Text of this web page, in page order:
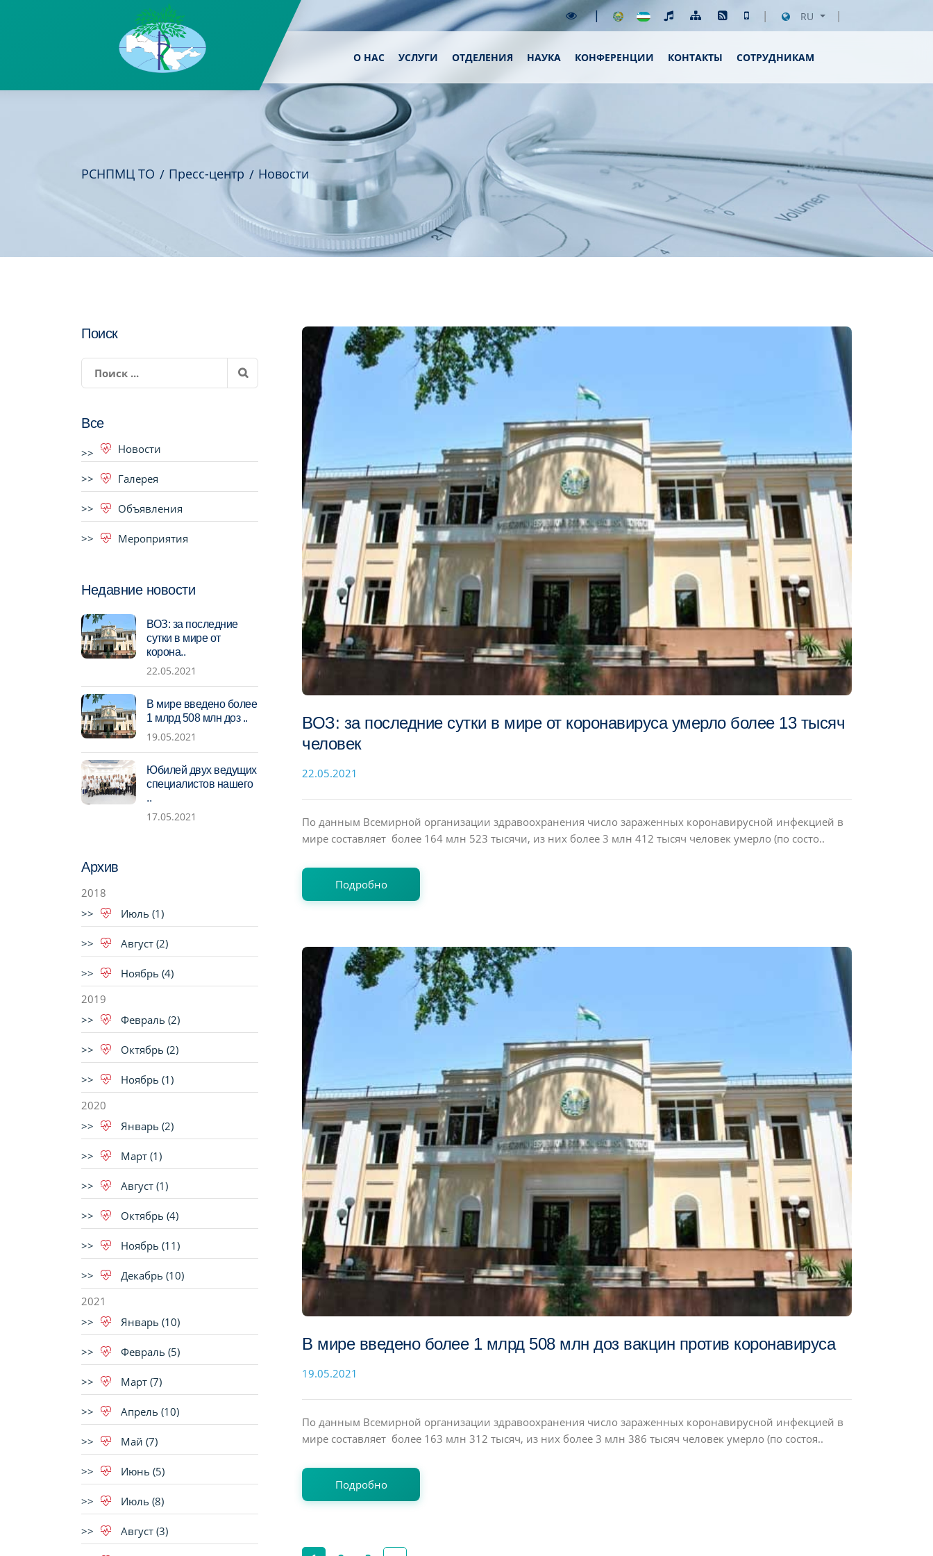
| RU
О НАС УСЛУГИ ОТДЕЛЕНИЯ НАУКА КОНФЕРЕНЦИИ КОНТАКТЫ СОТРУДНИКАМ
РСНПМЦ ТО Пресс-центр Новости
Поиск
Все
Новости
Галерея
Объявления
Мероприятия
Недавние новости
ВОЗ: за последние
сутки в мире от
корона..
22.05.2021
В мире введено более
1 млрд 508 млн доз ..
19.05.2021
Юбилей двух ведущих
специалистов нашего
..
17.05.2021
Архив
2018
Июль (1)
Август (2)
Ноябрь (4)
2019
Февраль (2)
Октябрь (2)
Ноябрь (1)
2020
Январь (2)
Март (1)
Август (1)
Октябрь (4)
Ноябрь (11)
Декабрь (10)
2021
Январь (10)
Февраль (5)
Март (7)
Апрель (10)
Май (7)
Июнь (5)
Июль (8)
Август (3)
ВОЗ: за последние сутки в мире от коронавируса умерло более 13 тысяч
человек
22.05.2021
По данным Всемирной организации здравоохранения число зараженных коронавирусной инфекцией в
мире составляет более 164 млн 523 тысячи, из них более 3 млн 412 тысяч человек умерло (по состо..
Подробно
В мире введено более 1 млрд 508 млн доз вакцин против коронавируса
19.05.2021
По данным Всемирной организации здравоохранения число зараженных коронавирусной инфекцией в
мире составляет более 163 млн 312 тысяч, из них более 3 млн 386 тысяч человек умерло (по состоя..
Подробно